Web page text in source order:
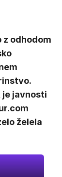
z odhodom
je javnosti
želela